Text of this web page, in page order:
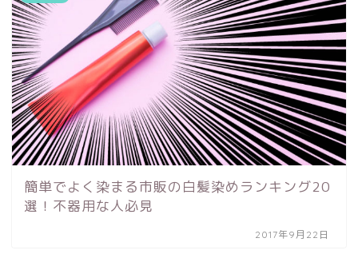
簡単でよく染まる市販の白髪染めランキング20
選！不器用な人必見
2017年9月22日